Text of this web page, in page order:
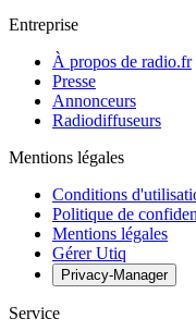
Entreprise
À propos de radio.fr
Presse
Annonceurs
Radiodiffuseurs
Mentions légales
Conditions
Politique de
Mentions légales
Gérer Utiq
Privacy-Manager
Service